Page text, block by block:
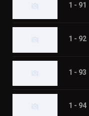
1 - 91
1 - 92
1 - 93
1 - 94